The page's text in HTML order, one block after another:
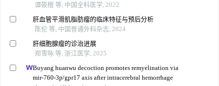
谭筱檀 等, 中国全科医学, 2022
肝血管平滑肌脂肪瘤的临床特征与预后分析
陈伦 等, 中国普通外科杂志, 2024
肝细胞腺瘤的诊治进展
郑雪咏 等, 浙江医学, 2025
Buyang huanwu decoction promotes remyelination via
mir-760-3p/gpr17 axis after intracerebral hemorrhage